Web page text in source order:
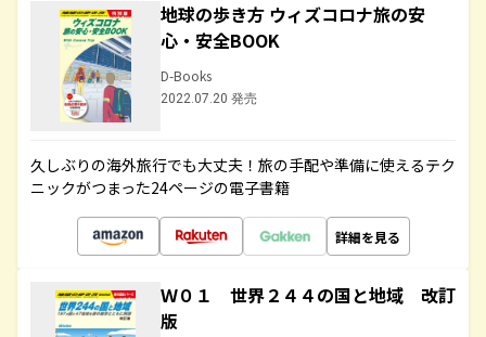
地球の歩き方 ウィズコロナ旅の安
心・安全BOOK
D-Books
2022.07.20 発売
久しぶりの海外旅行でも大丈夫！旅の手配や準備に使えるテク
ニックがつまった24ページの電子書籍
詳細を見る
Ｗ０１ 世界２４４の国と地域 改訂
版